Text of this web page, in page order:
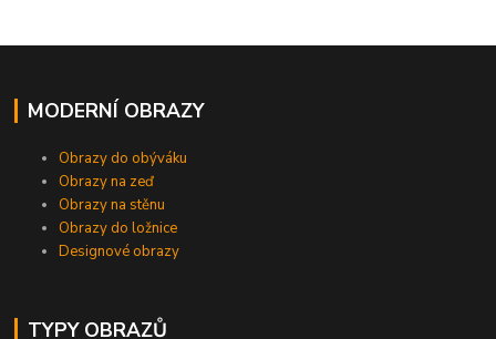
MODERNÍ OBRAZY
Obrazy do obýváku
Obrazy na zeď
Obrazy na stěnu
Obrazy do ložnice
Designové obrazy
TYPY OBRAZŮ